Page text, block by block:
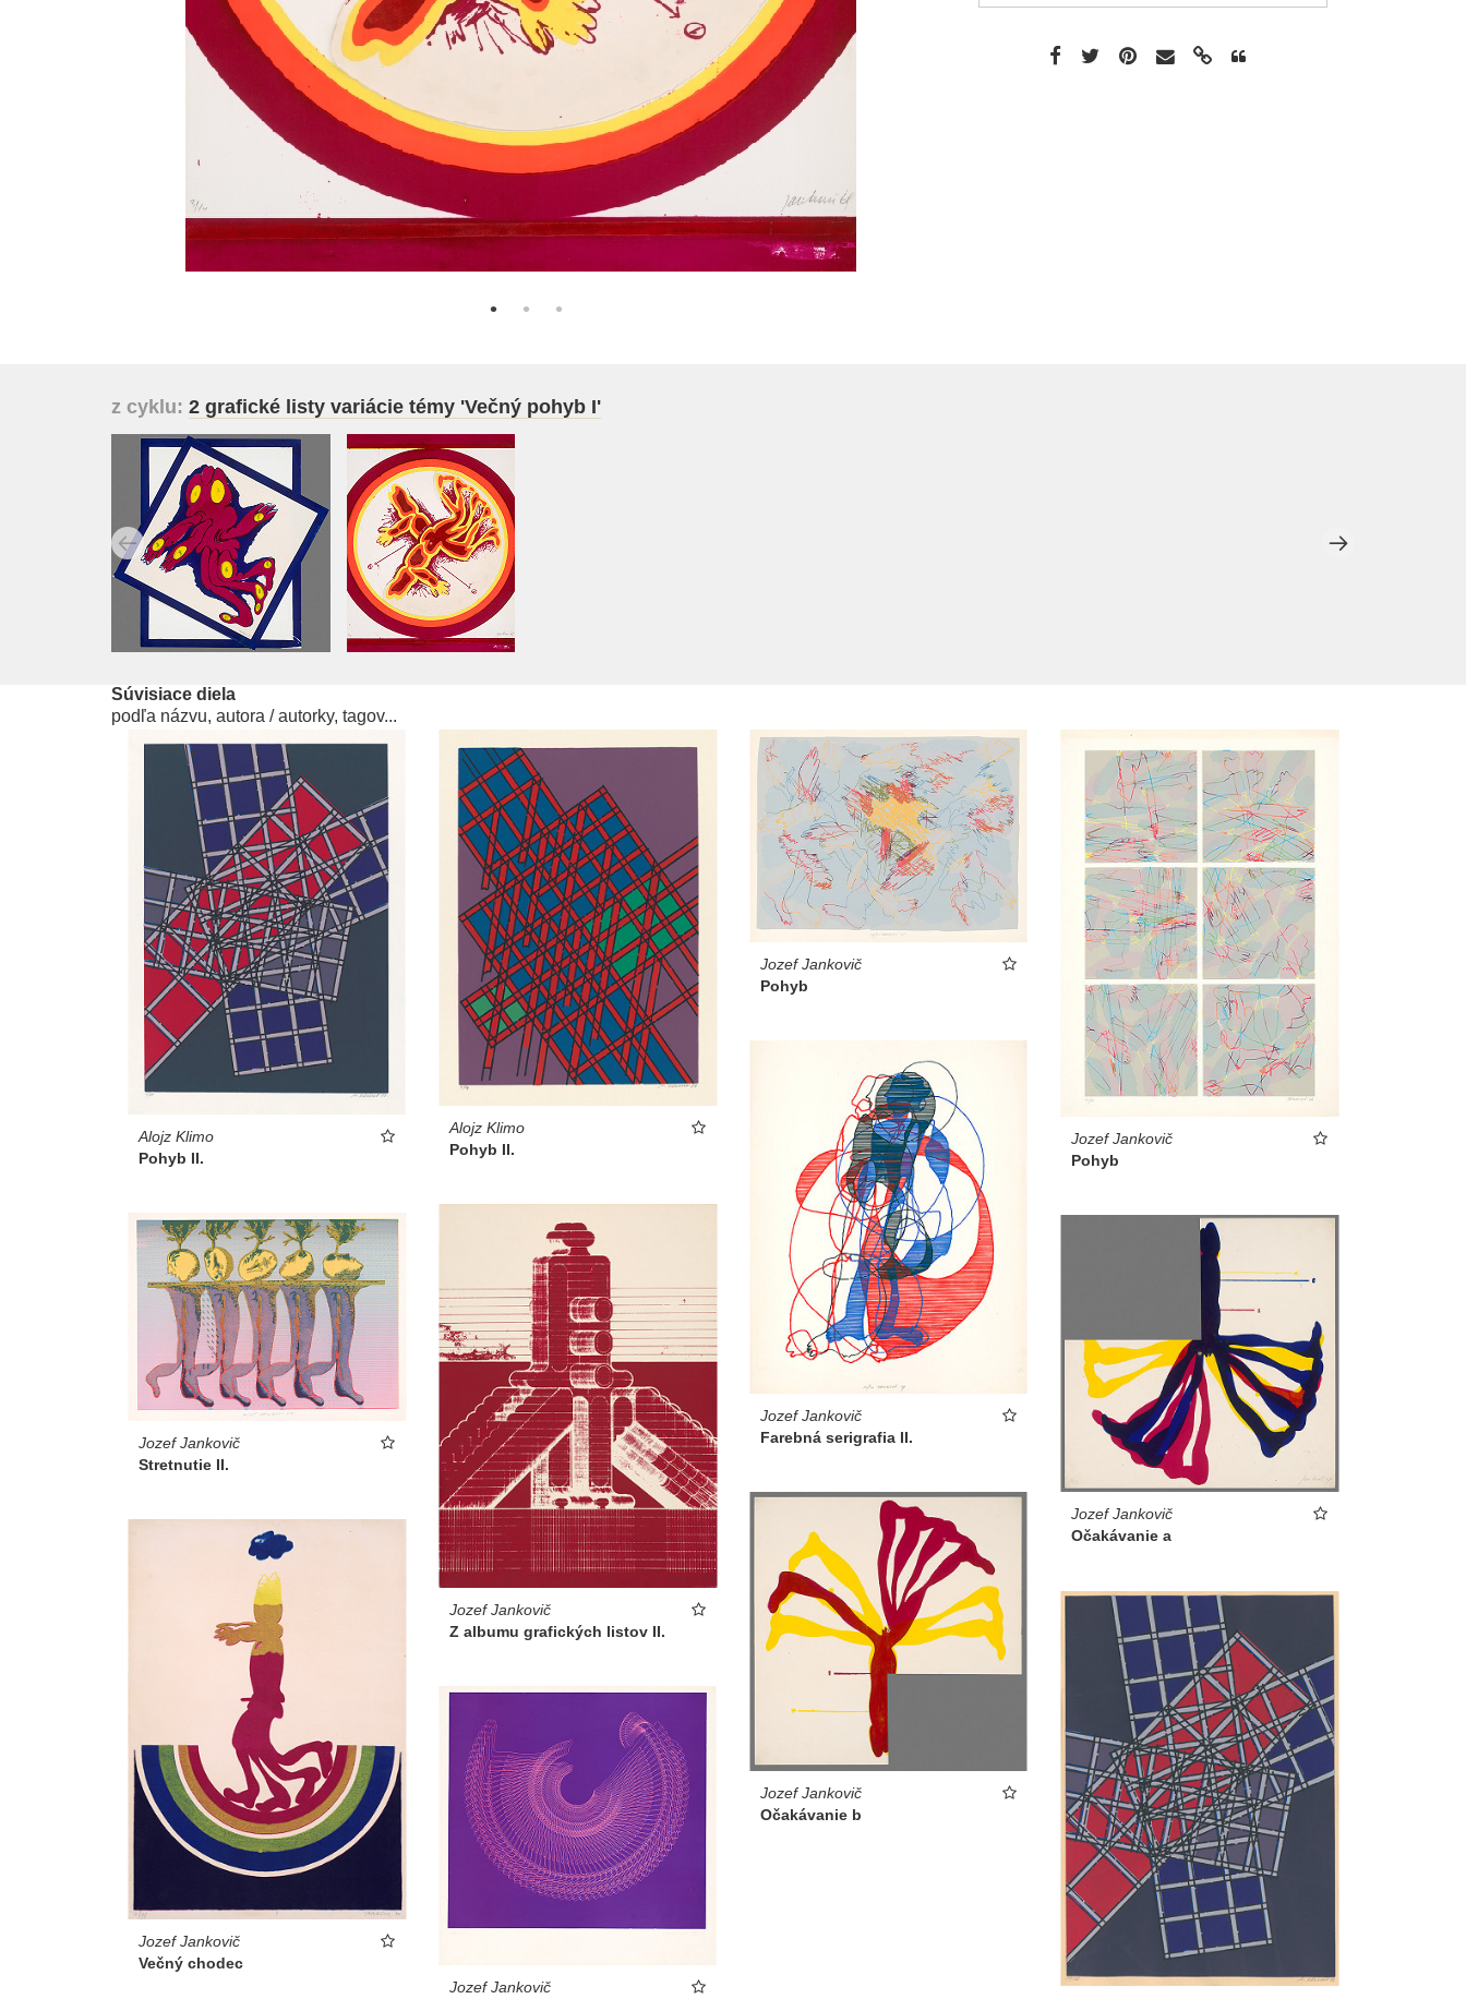
z cyklu: 2 grafické listy variácie témy 'Večný pohyb I'
Súvisiace diela
podľa názvu, autora / autorky, tagov...
Alojz Klimo
Pohyb II.
Alojz Klimo
Pohyb II.
Jozef Jankovič
Pohyb
Jozef Jankovič
Pohyb
Jozef Jankovič
Farebná serigrafia II.
Jozef Jankovič
Z albumu grafických listov II.
Jozef Jankovič
Stretnutie II.
Jozef Jankovič
Očakávanie a
Jozef Jankovič
Očakávanie b
Jozef Jankovič
Večný chodec
Jozef Jankovič